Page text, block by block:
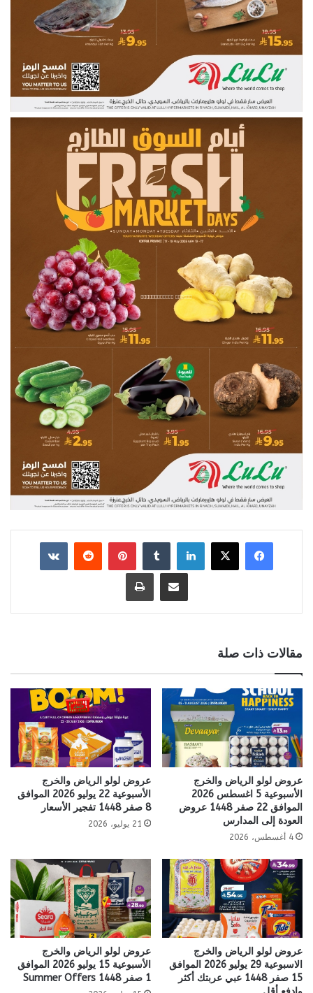
لينكدإن بينتيريست
مشاركة عبر البريد طباعة
مقالات ذات صلة
عروض لولو الرياض والخرج
الأسبوعية 5 اغسطس 2026
الموافق 22 صفر 1448 عروض
العودة إلى المدارس
4 أغسطس، 2026
عروض لولو الرياض والخرج
الأسبوعية 22 يوليو 2026 الموافق
8 صفر 1448 تفجير الأسعار
21 يوليو، 2026
عروض لولو الرياض والخرج
الاسبوعية 29 يوليو 2026 الموافق
15 صفر 1448 عبي عربتك أكثر
عروض لولو الرياض والخرج
الأسبوعية 15 يوليو 2026 الموافق
1 صفر 1448 Summer Offers